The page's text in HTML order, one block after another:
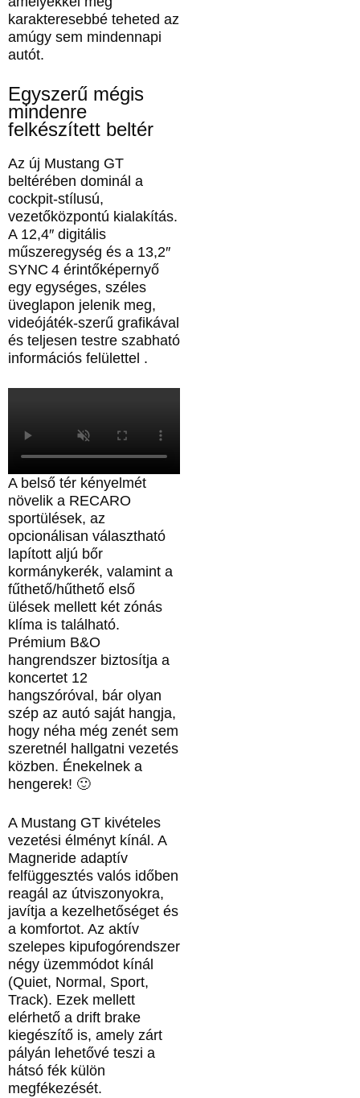
karakteresebbé teheted az
amúgy sem mindennapi
autót.
Egyszerű mégis
mindenre
felkészített beltér
Az új Mustang GT
beltérében dominál a
cockpit-stílusú,
vezetőközpontú kialakítás.
A 12,4″ digitális
műszeregység és a 13,2″
SYNC 4 érintőképernyő
egy egységes, széles
üveglapon jelenik meg,
videójáték-szerű grafikával
és teljesen testre szabható
információs felülettel .
A belső tér kényelmét
növelik a RECARO
sportülések, az
opcionálisan választható
lapított aljú bőr
kormánykerék, valamint a
fűthető/hűthető első
ülések mellett két zónás
klíma is található.
Prémium B&O
hangrendszer biztosítja a
koncertet 12
hangszóróval, bár olyan
szép az autó saját hangja,
hogy néha még zenét sem
szeretnél hallgatni vezetés
közben. Énekelnek a
hengerek! 🙂
A Mustang GT kivételes
vezetési élményt kínál. A
Magneride adaptív
felfüggesztés valós időben
reagál az útviszonyokra,
javítja a kezelhetőséget és
a komfortot. Az aktív
szelepes kipufogórendszer
négy üzemmódot kínál
(Quiet, Normal, Sport,
Track). Ezek mellett
elérhető a drift brake
kiegészítő is, amely zárt
pályán lehetővé teszi a
hátsó fék külön
megfékezését.